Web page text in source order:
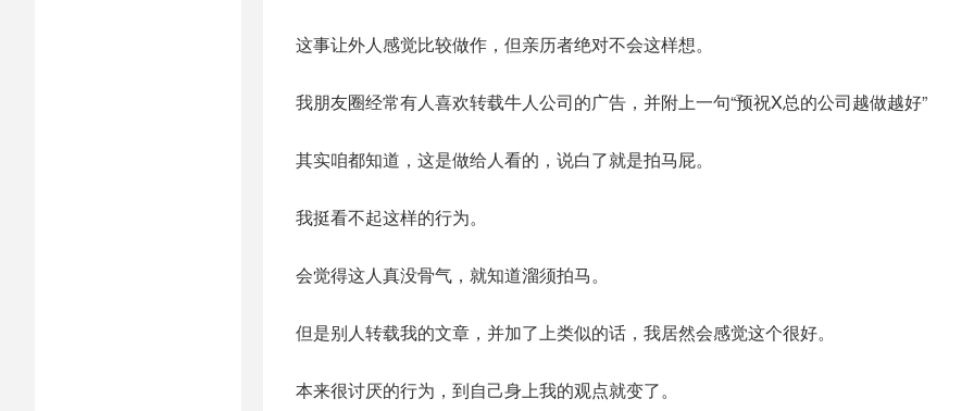
这事让外人感觉比较做作，但亲历者绝对不会这样想。
我朋友圈经常有人喜欢转载牛人公司的广告，并附上一句“预祝X总的公司越做越好”
其实咱都知道，这是做给人看的，说白了就是拍马屁。
我挺看不起这样的行为。
会觉得这人真没骨气，就知道溜须拍马。
但是别人转载我的文章，并加了上类似的话，我居然会感觉这个很好。
本来很讨厌的行为，到自己身上我的观点就变了。